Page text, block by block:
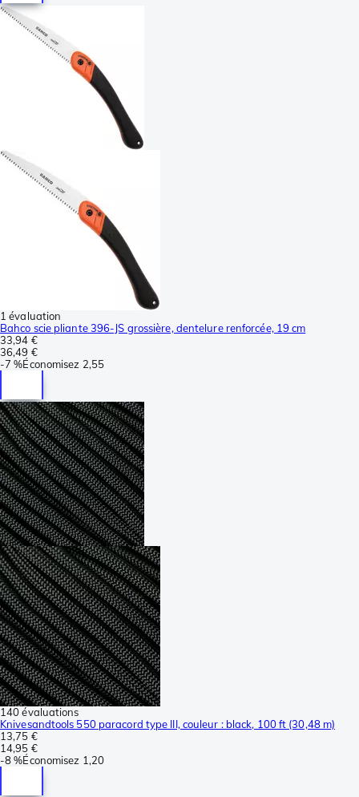
1 évaluation
Bahco scie pliante 396-JS grossière, dentelure renforcée, 19 cm
33,94 €
36,49 €
-7 %Économisez 2,55
140 évaluations
Knivesandtools 550 paracord type III, couleur : black, 100 ft (30,48 m)
13,75 €
14,95 €
-8 %Économisez 1,20